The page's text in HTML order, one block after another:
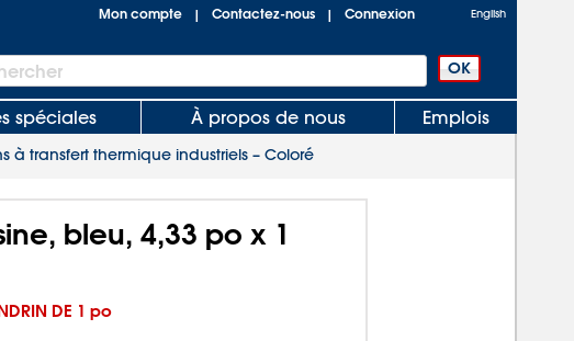
Mon compte | Contactez-nous | Connexion English
spéciales À propos de nous Emplois
à transfert thermique industriels – Coloré
bleu, 4,33 po x 1
DE 1 po